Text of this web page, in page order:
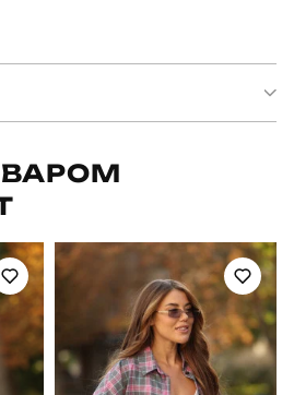
для повсякденного носіння
вечірній
весна-осінь